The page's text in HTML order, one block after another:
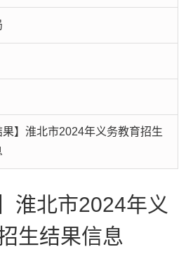
果】淮北市2024年义务教育招生
淮北市2024年义
生结果信息